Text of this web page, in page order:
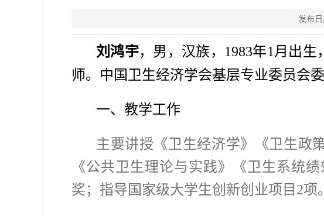
发布
刘鸿宇，男，汉族， 1983年1 月出生
师。中国卫生经济学会基层专业委员会
一、教学工作
主要讲授《卫生经济学》《卫生政
《公共卫生理论与实践》《卫生系统
奖；指导国家级大学生创新创业项目 2项。